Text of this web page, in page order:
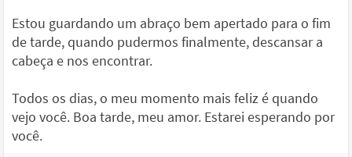
Estou guardando um abraço bem apertado para o fim
de tarde, quando pudermos finalmente, descansar a
cabeça e nos encontrar.
Todos os dias, o meu momento mais feliz é quando
vejo você. Boa tarde, meu amor. Estarei esperando por
você.